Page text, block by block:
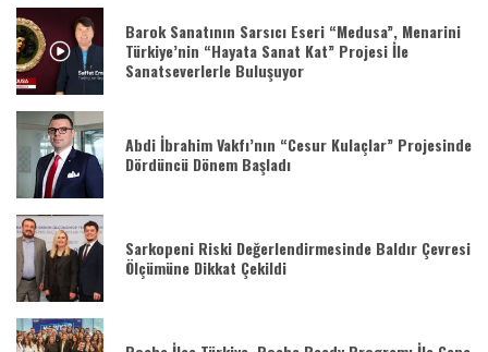
Barok Sanatının Sarsıcı Eseri “Medusa”, Menarini
Türkiye’nin “Hayata Sanat Kat” Projesi İle
Sanatseverlerle Buluşuyor
Abdi İbrahim Vakfı’nın “Cesur Kulaçlar” Projesinde
Dördüncü Dönem Başladı
Sarkopeni Riski Değerlendirmesinde Baldır Çevresi
Ölçümüne Dikkat Çekildi